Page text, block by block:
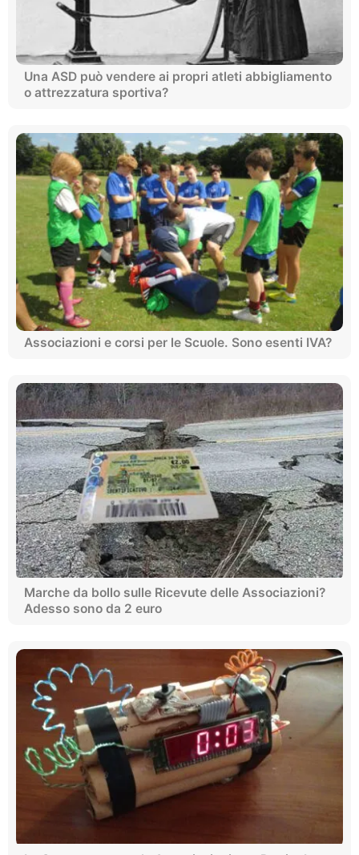
Una ASD può vendere ai propri atleti abbigliamento
o attrezzatura sportiva?
Associazioni e corsi per le Scuole. Sono esenti IVA?
Marche da bollo sulle Ricevute delle Associazioni?
Adesso sono da 2 euro